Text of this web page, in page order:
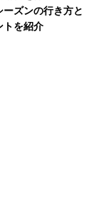
ーズンの行き方と
トを紹介